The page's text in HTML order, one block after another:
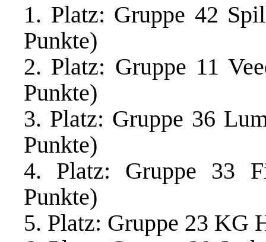
1. Platz: Gruppe 42
Punkte)
2. Platz: Gruppe 11
Punkte)
3. Platz: Gruppe 36
Punkte)
4. Platz: Gruppe 33
Punkte)
5. Platz: Gruppe 23 KG